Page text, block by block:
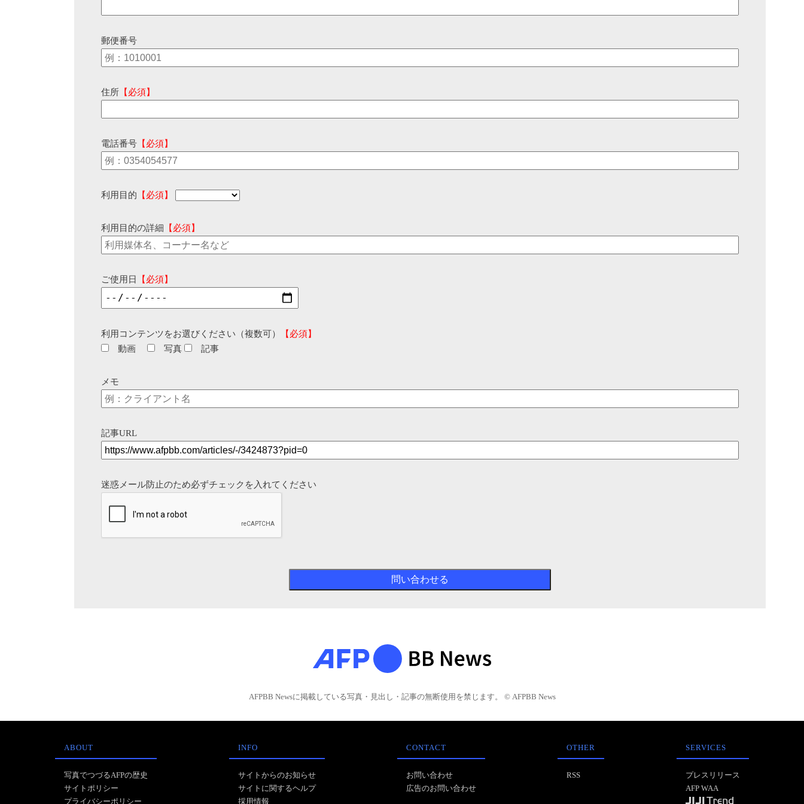
郵便番号
住所 【必須】
電話番号 【必須】
利用目的 【必須】
利用目的の詳細 【必須】
ご使用日 【必須】
利用コンテンツをお選びください（複数可）
【必須】
動画
写真 記事
メモ
記事URL
迷惑メール防止のため必ずチェックを入れてください
AFPBB Newsに掲載している写真・見出し・記事の無断使用を禁じます。 © AFPBB News
ABOUT
写真でつづるAFPの歴史
サイトポリシー
プライバシーポリシー
INFO
サイトからのお知らせ
サイトに関するヘルプ
採用情報
CONTACT
お問い合わせ
広告のお問い合わせ
OTHER
RSS
SERVICES
プレスリリース
AFP WAA